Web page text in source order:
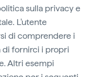
sulla privacy e
L'utente
di comprendere i
fornirci i propri
Altri esempi